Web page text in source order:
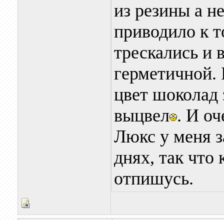
из резины а
приводило к
трескались и
герметичной.
цвет шоколад
выцвел . И
Люкс у меня
днях, так что
отпишусь.